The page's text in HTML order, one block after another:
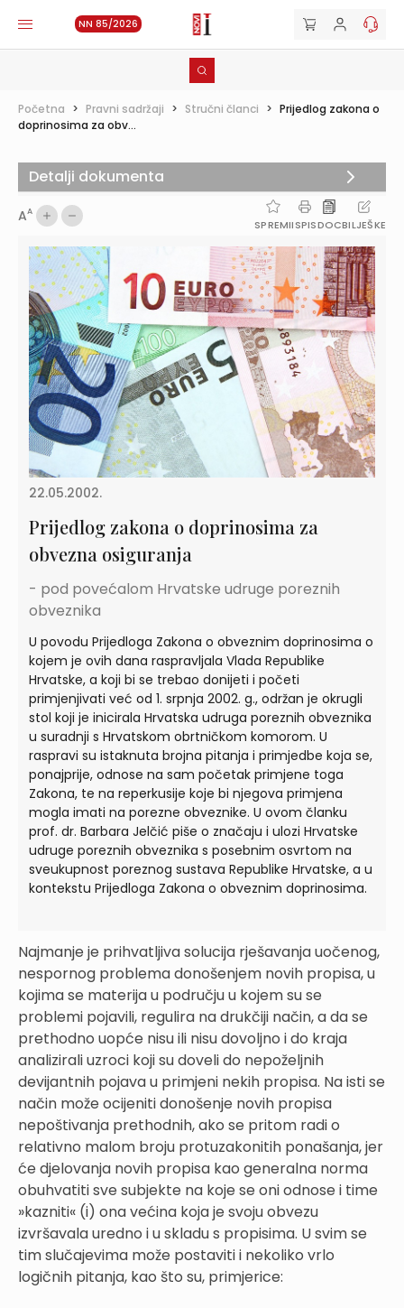
NN 85/2026
Početna > Pravni sadržaji > Stručni članci > Prijedlog zakona o
doprinosima za obv...
AA
SPREMIISPISDOCBILJEŠKE
22.05.2002.
Prijedlog zakona o doprinosima za
obvezna osiguranja
- pod povećalom Hrvatske udruge poreznih
obveznika
U povodu Prijedloga Zakona o obveznim doprinosima o
kojem je ovih dana raspravljala Vlada Republike
Hrvatske, a koji bi se trebao donijeti i početi
primjenjivati već od 1. srpnja 2002. g., održan je okrugli
stol koji je inicirala Hrvatska udruga poreznih obveznika
u suradnji s Hrvatskom obrtničkom komorom. U
raspravi su istaknuta brojna pitanja i primjedbe koja se,
ponajprije, odnose na sam početak primjene toga
Zakona, te na reperkusije koje bi njegova primjena
mogla imati na porezne obveznike. U ovom članku
prof. dr. Barbara Jelčić piše o značaju i ulozi Hrvatske
udruge poreznih obveznika s posebnim osvrtom na
sveukupnost poreznog sustava Republike Hrvatske, a u
kontekstu Prijedloga Zakona o obveznim doprinosima.
Najmanje je prihvatljiva solucija rješavanja uočenog,
nespornog problema donošenjem novih propisa, u
kojima se materija u području u kojem su se
problemi pojavili, regulira na drukčiji način, a da se
prethodno uopće nisu ili nisu dovoljno i do kraja
analizirali uzroci koji su doveli do nepoželjnih
devijantnih pojava u primjeni nekih propisa. Na isti se
način može ocijeniti donošenje novih propisa
nepoštivanja prethodnih, ako se pritom radi o
relativno malom broju protuzakonitih ponašanja, jer
će djelovanja novih propisa kao generalna norma
obuhvatiti sve subjekte na koje se oni odnose i time
»kazniti« (i) ona većina koja je svoju obvezu
izvršavala uredno i u skladu s propisima. U svim se
tim slučajevima može postaviti i nekoliko vrlo
logičnih pitanja, kao što su, primjerice:
Detalji dokumenta